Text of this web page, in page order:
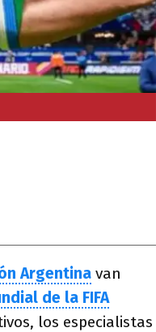
Argentina van
de la FIFA
los especialistas